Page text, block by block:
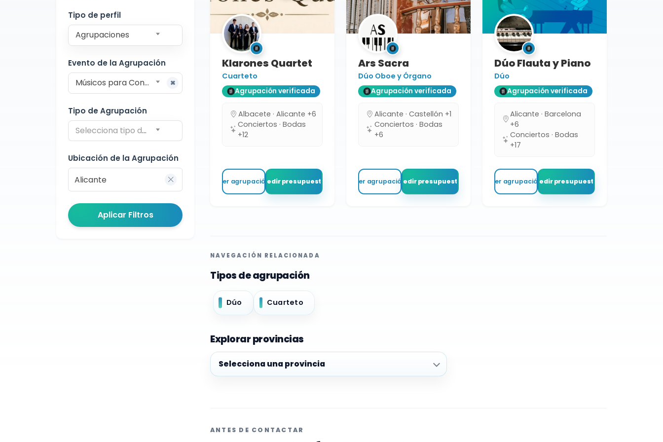
Tipo de perfil
Agrupaciones
Evento de la Agrupación
Músicos para Conciertos
Tipo de Agrupación
Selecciona tipo de agrupación
Ubicación de la Agrupación
Aplicar Filtros
Klarones Quartet
Cuarteto
Agrupación verificada
Albacete · Alicante +6
Conciertos · Bodas
+12
Ver agrupaciónPedir presupuesto
Ars Sacra
Dúo Oboe y Órgano
Agrupación verificada
Alicante · Castellón +1
Conciertos · Bodas
+6
Ver agrupaciónPedir presupuesto
Dúo Flauta y Piano
Dúo
Agrupación verificada
Alicante · Barcelona
+6
Conciertos · Bodas
+17
Ver agrupaciónPedir presupuesto
NAVEGACIÓN RELACIONADA
Tipos de agrupación
Dúo Cuarteto
Explorar provincias
Explorar provincias
ANTES DE CONTACTAR